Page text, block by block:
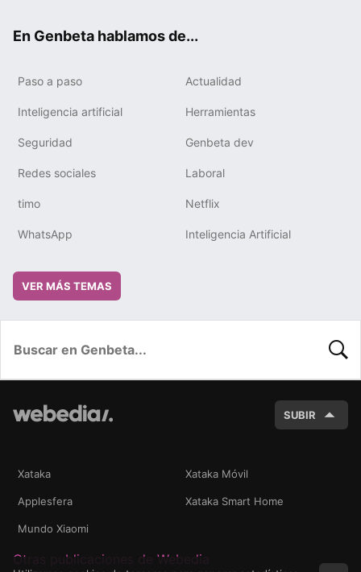
En Genbeta hablamos de...
Paso a paso Actualidad
Inteligencia artificial Herramientas
Seguridad Genbeta dev
Redes sociales Laboral
timo Netflix
WhatsApp Inteligencia Artificial
VER MÁS TEMAS
SUBIR
Xataka Xataka Móvil
Applesfera Xataka Smart Home
Mundo Xiaomi
Otras publicaciones de Webedia